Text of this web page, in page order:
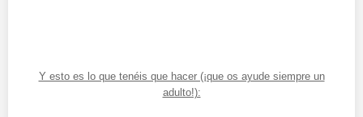
Y esto es lo que tenéis que hacer (¡que os ayude siempre un
adulto!):